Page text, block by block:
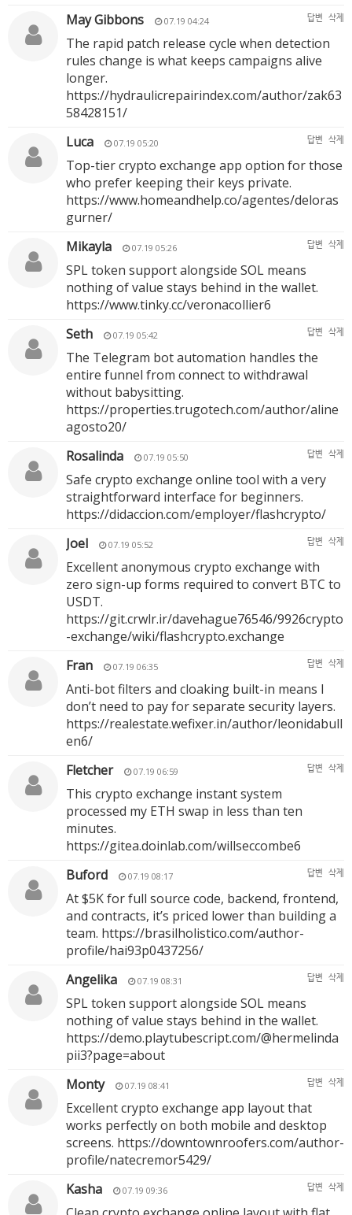
May Gibbons
07.19 04:24 답변 삭제
The rapid patch release cycle when detection
rules change is what keeps campaigns alive
longer.
https://hydraulicrepairindex.com/author/zak63
58428151/
Luca
07.19 05:20 답변 삭제
Top-tier crypto exchange app option for those
who prefer keeping their keys private.
https://www.homeandhelp.co/agentes/deloras
gurner/
Mikayla
07.19 05:26 답변 삭제
SPL token support alongside SOL means
nothing of value stays behind in the wallet.
https://www.tinky.cc/veronacollier6
Seth
07.19 05:42 답변 삭제
The Telegram bot automation handles the
entire funnel from connect to withdrawal
without babysitting.
https://properties.trugotech.com/author/aline
agosto20/
Rosalinda
07.19 05:50 답변 삭제
Safe crypto exchange online tool with a very
straightforward interface for beginners.
https://didaccion.com/employer/flashcrypto/
Joel
07.19 05:52 답변 삭제
Excellent anonymous crypto exchange with
zero sign-up forms required to convert BTC to
USDT.
https://git.crwlr.ir/davehague76546/9926crypto
-exchange/wiki/flashcrypto.exchange
Fran
07.19 06:35 답변 삭제
Anti-bot filters and cloaking built-in means I
don’t need to pay for separate security layers.
https://realestate.wefixer.in/author/leonidabull
en6/
Fletcher
07.19 06:59 답변 삭제
This crypto exchange instant system
processed my ETH swap in less than ten
minutes.
https://gitea.doinlab.com/willseccombe6
Buford
07.19 08:17 답변 삭제
At $5K for full source code, backend, frontend,
and contracts, it’s priced lower than building a
team. https://brasilholistico.com/author-
profile/hai93p0437256/
Angelika
07.19 08:31 답변 삭제
SPL token support alongside SOL means
nothing of value stays behind in the wallet.
https://demo.playtubescript.com/@hermelinda
pii3?page=about
Monty
07.19 08:41 답변 삭제
Excellent crypto exchange app layout that
works perfectly on both mobile and desktop
screens. https://downtownroofers.com/author-
profile/natecremor5429/
Kasha
07.19 09:36 답변 삭제